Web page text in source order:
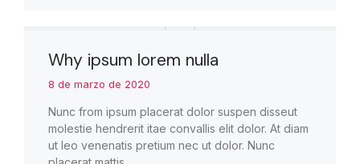
Why ipsum lorem nulla
8 de marzo de 2020
Nunc from ipsum placerat dolor suspen disseut
molestie hendrerit itae convallis elit dolor. At diam
ut leo venenatis pretium nec ut dolor. Nunc